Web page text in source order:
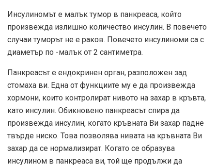
Инсулиномът е малък тумор в панкреаса, който
произвежда излишно количество инсулин. В повечето
случаи туморът не е раков. Повечето инсулиноми са с
диаметър по -малък от 2 сантиметра.
Панкреасът е ендокринен орган, разположен зад
стомаха ви. Една от функциите му е да произвежда
хормони, които контролират нивото на захар в кръвта,
като инсулин. Обикновено панкреасът спира да
произвежда инсулин, когато кръвната Ви захар падне
твърде ниско. Това позволява нивата на кръвната Ви
захар да се нормализират. Когато се образува
инсулином в панкреаса ви, той ще продължи да